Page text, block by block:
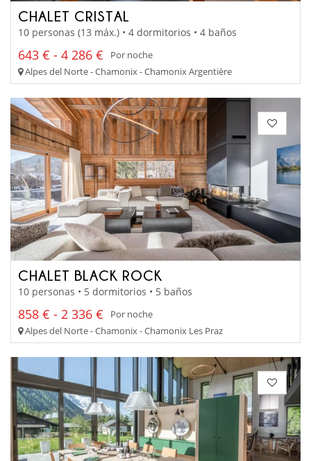
CHALET CRISTAL
10 personas (13 máx.) • 4 dormitorios • 4 baños
643 € - 4 286 €
Por noche
Alpes del Norte - Chamonix - Chamonix Argentière
CHALET BLACK ROCK
10 personas • 5 dormitorios • 5 baños
858 € - 2 336 €
Por noche
Alpes del Norte - Chamonix - Chamonix Les Praz